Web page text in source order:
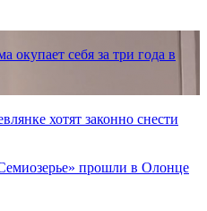
окупает себя за три года в
хотят законно снести
прошли в Олонце